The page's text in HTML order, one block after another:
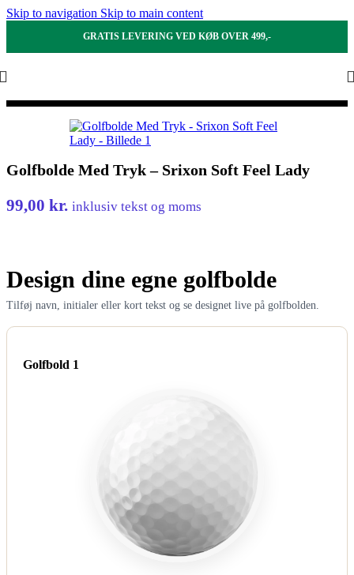
Skip to navigation Skip to main content
GRATIS LEVERING VED KØB OVER 499,-
Golfbolde Med Tryk – Srixon Soft Feel Lady
99,00 kr. inklusiv tekst og moms
Design dine egne golfbolde
Tilføj navn, initialer eller kort tekst og se designet live på golfbolden.
Golfbold 1